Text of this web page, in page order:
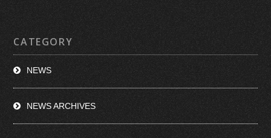
CATEGORY
NEWS
NEWS ARCHIVES